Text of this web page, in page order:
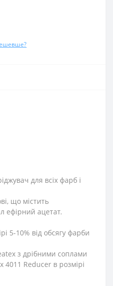
для всіх фарб і
що містить
ефірний ацетат.
5-10% від обсягу фарби
з дрібними соплами
4011 Reducer в розмірі